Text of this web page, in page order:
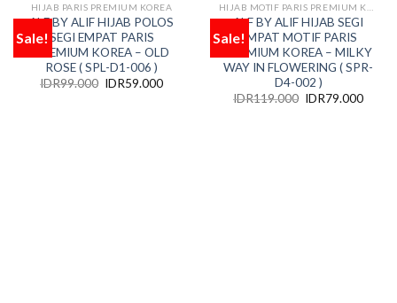
Sale!
to
wishlist
HIJAB PARIS PREMIUM KOREA
ALF BY ALIF HIJAB POLOS
SEGI EMPAT PARIS
PREMIUM KOREA – OLD
ROSE ( SPL-D1-006 )
IDR99.000 IDR59.000
Sale!
Add
to
wishlist
OUT OF STOCK
ALF BY ALIF HIJAB SEGI
EMPAT MOTIF PARIS
PREMIUM KOREA – MILKY
WAY IN FLOWERING ( SPR-
D4-002 )
IDR119.000 IDR79.000